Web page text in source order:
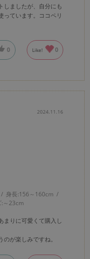
しましたが、自分にも
っています。ココペリ
0 Like! 0
2024.11.16
身長:156～160cm
～23cm
まりに可愛くて購入し
が楽しみですね。